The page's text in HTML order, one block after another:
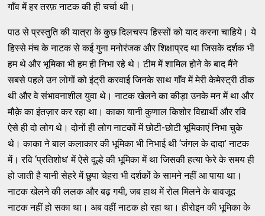
गाँव में हर तरफ़ नाटक की ही चर्चा थी।
पाठ से प्रस्तुति की यात्रा के कुछ दिलचस्प हिस्सों को याद करना चाहिये। ये
हिस्से मंच के नाटक से कई गुना मनोरंजक और शिक्षाप्रद था जिसके दर्शक भी
हम थे और भूमिका भी हम ही निभा रहे थे। टीम में शामिल होने के बाद मैंने
सबसे पहले उन लोगों को इंट्री करवाई जिनके साथ गाँव में मेरी केमेस्ट्री ठीक
थी और वे संभावनाशील युवा थे। नाटक खेलने का कीड़ा उनके मन में था और
मौक़े का इंतज़ार कर रहा था। काका यानी कुणाल किशोर विद्यार्थी और रवि
ऐसे ही दो लोग थे। दोनों ही लोग नाटकों में छोटी-छोटी भूमिकाएं निभा चुके
थे। काका ने बाल कलाकार की भूमिका भी निभाई थी ‘जंगल के दादा’ नाटक
में। रवि ‘प्रतिशोध’ में ऐसे दूल्हे की भूमिका में था जिसकी हत्या फेरे के समय ही
हो जाती है यानी सेहरे में छुपा चेहरा भी दर्शकों के सामने नहीं आ पाया था।
नाटक खेलने की ललक और बढ़ गयी, जब हाथ में रोल मिलने के बावजूद
नाटक नहीं हो सका था। अब वहीं नाटक हो रहा था। हीरोइन की भूमिका के